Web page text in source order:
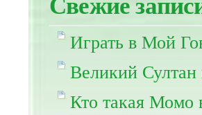
Играть в Мой
Великий Султан
Кто такая Момо